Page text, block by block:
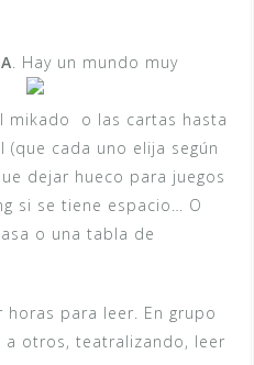
. Hay un mundo muy
mikado o las cartas hasta
cada uno elija según
dejar hueco para juegos
si se tiene espacio… O
o una tabla de
horas para leer. En grupo
otros, teatralizando, leer